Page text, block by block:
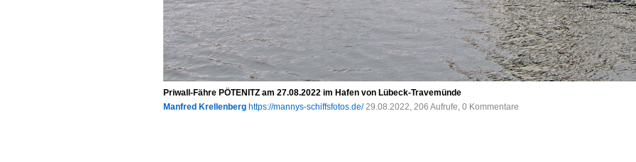
Priwall-Fähre PÖTENITZ am 27.08.2022 im Hafen von Lübeck-Travemünde
Manfred Krellenberg https://mannys-schiffsfotos.de/ 29.08.2022, 206 Aufrufe, 0 Kommentare